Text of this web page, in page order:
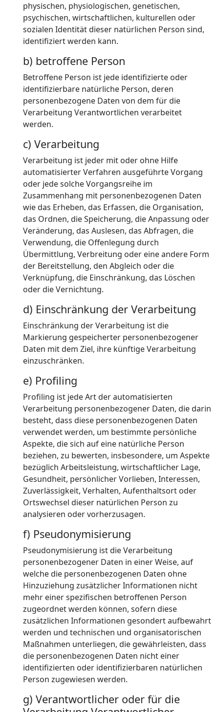
physischen, physiologischen, genetischen,
psychischen, wirtschaftlichen, kulturellen oder
sozialen Identität dieser natürlichen Person sind,
identifiziert werden kann.
b) betroffene Person
Betroffene Person ist jede identifizierte oder
identifizierbare natürliche Person, deren
personenbezogene Daten von dem für die
Verarbeitung Verantwortlichen verarbeitet
werden.
c) Verarbeitung
Verarbeitung ist jeder mit oder ohne Hilfe
automatisierter Verfahren ausgeführte Vorgang
oder jede solche Vorgangsreihe im
Zusammenhang mit personenbezogenen Daten
wie das Erheben, das Erfassen, die Organisation,
das Ordnen, die Speicherung, die Anpassung oder
Veränderung, das Auslesen, das Abfragen, die
Verwendung, die Offenlegung durch
Übermittlung, Verbreitung oder eine andere Form
der Bereitstellung, den Abgleich oder die
Verknüpfung, die Einschränkung, das Löschen
oder die Vernichtung.
d) Einschränkung der Verarbeitung
Einschränkung der Verarbeitung ist die
Markierung gespeicherter personenbezogener
Daten mit dem Ziel, ihre künftige Verarbeitung
einzuschränken.
e) Profiling
Profiling ist jede Art der automatisierten
Verarbeitung personenbezogener Daten, die darin
besteht, dass diese personenbezogenen Daten
verwendet werden, um bestimmte persönliche
Aspekte, die sich auf eine natürliche Person
beziehen, zu bewerten, insbesondere, um Aspekte
bezüglich Arbeitsleistung, wirtschaftlicher Lage,
Gesundheit, persönlicher Vorlieben, Interessen,
Zuverlässigkeit, Verhalten, Aufenthaltsort oder
Ortswechsel dieser natürlichen Person zu
analysieren oder vorherzusagen.
f) Pseudonymisierung
Pseudonymisierung ist die Verarbeitung
personenbezogener Daten in einer Weise, auf
welche die personenbezogenen Daten ohne
Hinzuziehung zusätzlicher Informationen nicht
mehr einer spezifischen betroffenen Person
zugeordnet werden können, sofern diese
zusätzlichen Informationen gesondert aufbewahrt
werden und technischen und organisatorischen
Maßnahmen unterliegen, die gewährleisten, dass
die personenbezogenen Daten nicht einer
identifizierten oder identifizierbaren natürlichen
Person zugewiesen werden.
g) Verantwortlicher oder für die